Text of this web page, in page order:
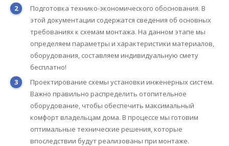
Подготовка технико-экономического обоснования. В
этой документации содержатся сведения об основных
требованиях к схемам монтажа. На данном этапе мы
определяем параметры и характеристики материалов,
оборудования, составляем индивидуальную смету
бесплатно!
Проектирование схемы установки инженерных систем.
Важно правильно распределить отопительное
оборудование, чтобы обеспечить максимальный
комфорт владельцам дома. В процессе мы готовим
оптимальные технические решения, которые
впоследствии будут реализованы при монтаже.